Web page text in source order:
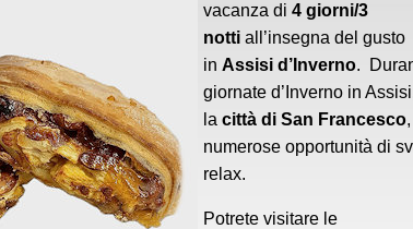
vacanza di 4 giorni/3
notti all’insegna del gusto
in Assisi d’Inverno.
giornate d’Inverno in
la città di San Francesco
numerose opportunità di
relax.
Potrete visitare le